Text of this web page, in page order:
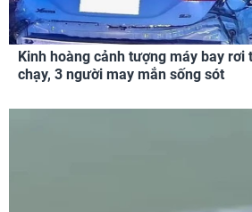
Kinh hoàng cảnh tượng máy bay rơi
chạy, 3 người may mắn sống sót